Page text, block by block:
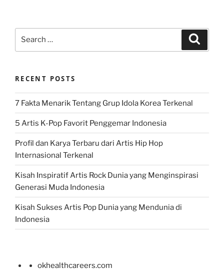
RECENT POSTS
7 Fakta Menarik Tentang Grup Idola Korea Terkenal
5 Artis K-Pop Favorit Penggemar Indonesia
Profil dan Karya Terbaru dari Artis Hip Hop
Internasional Terkenal
Kisah Inspiratif Artis Rock Dunia yang Menginspirasi
Generasi Muda Indonesia
Kisah Sukses Artis Pop Dunia yang Mendunia di
Indonesia
okhealthcareers.com